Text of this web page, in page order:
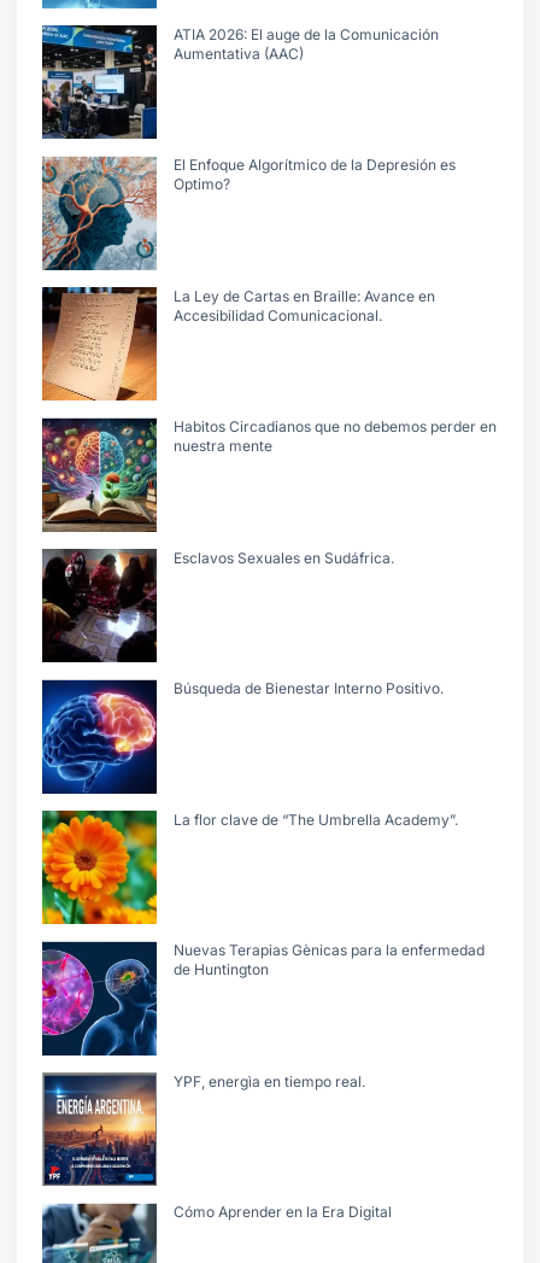
ATIA 2026: El auge de la Comunicación
Aumentativa (AAC)
El Enfoque Algorítmico de la Depresión es
Optimo?
La Ley de Cartas en Braille: Avance en
Accesibilidad Comunicacional.
Habitos Circadianos que no debemos perder en
nuestra mente
Esclavos Sexuales en Sudáfrica.
Búsqueda de Bienestar Interno Positivo.
La flor clave de “The Umbrella Academy”.
Nuevas Terapias Gènicas para la enfermedad
de Huntington
YPF, energìa en tiempo real.
Cómo Aprender en la Era Digital